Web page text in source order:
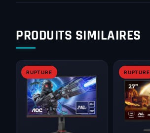
PRODUITS SIMILAIRES
RUPTURE RUPTURE